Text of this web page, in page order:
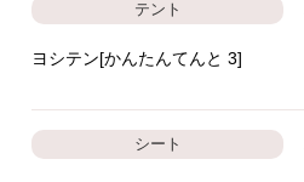
テント
ヨシテン[かんたんてんと 3]
シート